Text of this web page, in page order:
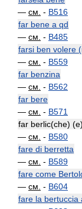
— см. - B516
far bene a qd
— см. - B485
farsi ben volere
— см. - B559
far benzina
— см. - B562
far bere
— см. - B571
far berlic(che)
— см. - B580
fare di berretta
— см. - B589
fare come
— см. - B604
fare la bertuccia